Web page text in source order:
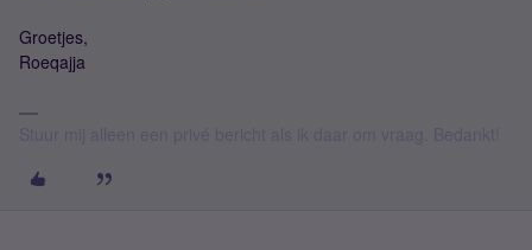
Groetjes,
Roeqajja